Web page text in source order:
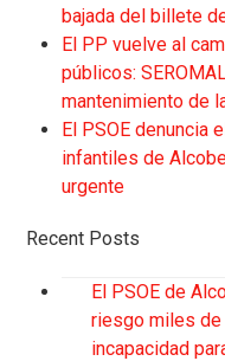
bajada del billete
El PP vuelve al
públicos:
mantenimiento de
El PSOE denuncia
infantiles de
urgente
Recent Posts
El PSOE de
riesgo miles de
incapacidad